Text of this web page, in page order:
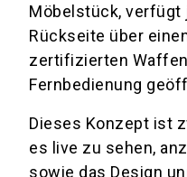
Möbelstück, verfügt
Rückseite über
zertifizierten
Fernbedienung
Dieses Konzept ist
es live zu sehen,
sowie das Design